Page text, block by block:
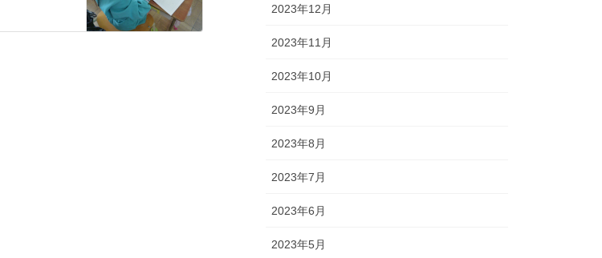
2023年12月
2023年11月
2023年10月
2023年9月
2023年8月
2023年7月
2023年6月
2023年5月